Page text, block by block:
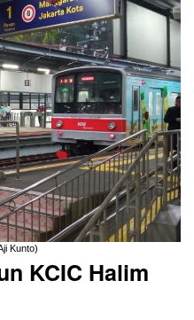
Kunto)
KCIC Halim